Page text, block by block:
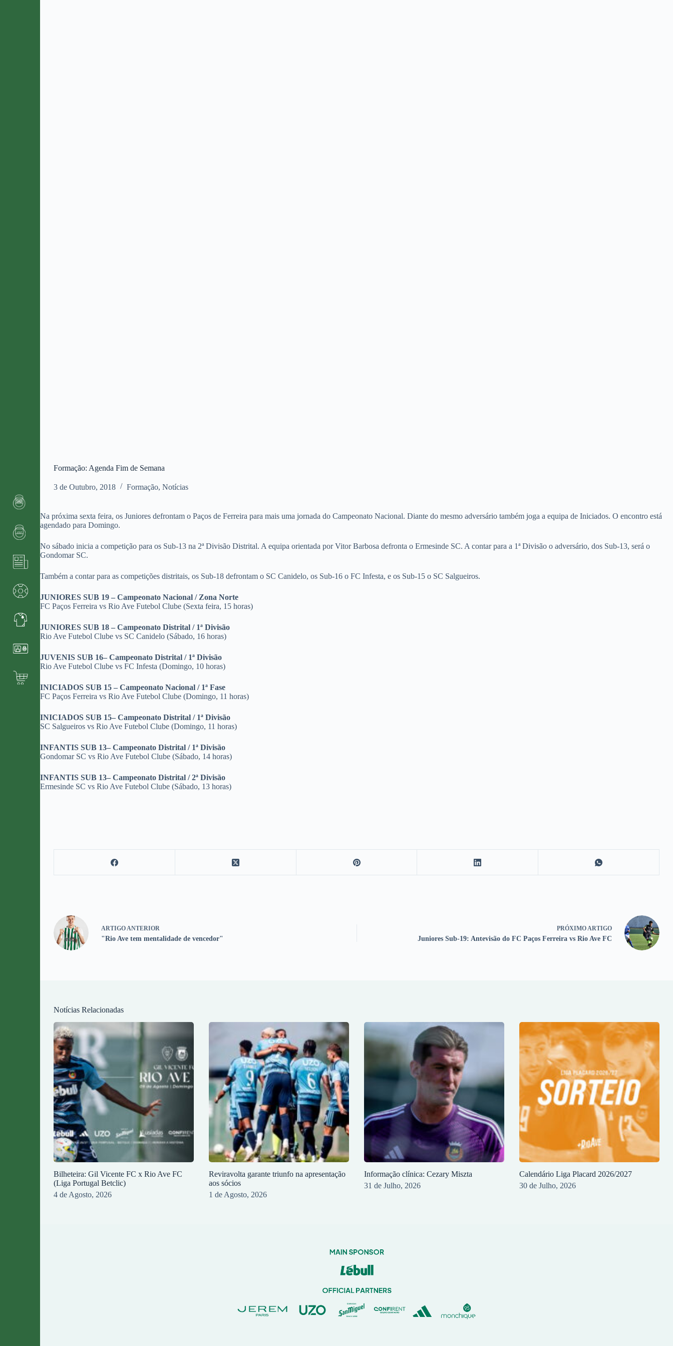
Formação: Agenda Fim de Semana
3 de Outubro, 2018 Formação,Notícias
Na próxima sexta feira, os Juniores defrontam o Paços de Ferreira para mais uma jornada do Campeonato Nacional. Diante do mesmo adversário também joga a equipa de Iniciados. O encontro está
agendado para Domingo.
No sábado inicia a competição para os Sub-13 na 2ª Divisão Distrital. A equipa orientada por Vitor Barbosa defronta o Ermesinde SC. A contar para a 1ª Divisão o adversário, dos Sub-13, será o
Gondomar SC.
Também a contar para as competições distritais, os Sub-18 defrontam o SC Canidelo, os Sub-16 o FC Infesta, e os Sub-15 o SC Salgueiros.
JUNIORES SUB 19 – Campeonato Nacional / Zona Norte
FC Paços Ferreira vs Rio Ave Futebol Clube (Sexta feira, 15 horas)
JUNIORES SUB 18 – Campeonato Distrital / 1ª Divisão
Rio Ave Futebol Clube vs SC Canidelo (Sábado, 16 horas)
JUVENIS SUB 16– Campeonato Distrital / 1ª Divisão
Rio Ave Futebol Clube vs FC Infesta (Domingo, 10 horas)
INICIADOS SUB 15 – Campeonato Nacional / 1ª Fase
FC Paços Ferreira vs Rio Ave Futebol Clube (Domingo, 11 horas)
INICIADOS SUB 15– Campeonato Distrital / 1ª Divisão
SC Salgueiros vs Rio Ave Futebol Clube (Domingo, 11 horas)
INFANTIS SUB 13– Campeonato Distrital / 1ª Divisão
Gondomar SC vs Rio Ave Futebol Clube (Sábado, 14 horas)
INFANTIS SUB 13– Campeonato Distrital / 2ª Divisão
Ermesinde SC vs Rio Ave Futebol Clube (Sábado, 13 horas)
ARTIGO ANTERIOR
"Rio Ave tem mentalidade de vencedor"
PRÓXIMO ARTIGO
Juniores Sub-19: Antevisão do FC Paços Ferreira vs Rio Ave FC
Notícias Relacionadas
Bilheteira: Gil Vicente FC x Rio Ave FC
(Liga Portugal Betclic)
4 de Agosto, 2026
Reviravolta garante triunfo na apresentação
aos sócios
1 de Agosto, 2026
Informação clínica: Cezary Miszta
31 de Julho, 2026
Calendário Liga Placard 2026/2027
30 de Julho, 2026